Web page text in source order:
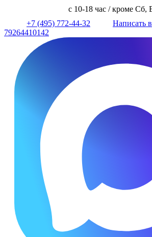
с 10-18 час / кроме Сб,
+7 (495) 772-44-32
Написать
79264410142